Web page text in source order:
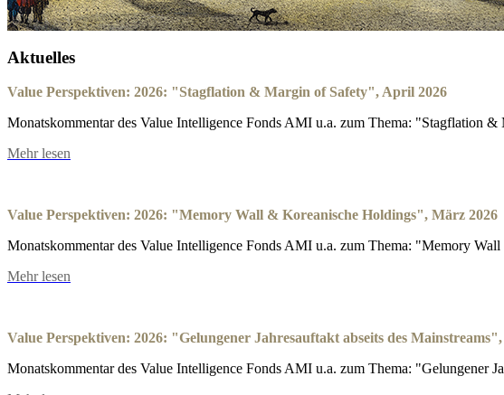
Aktuelles
Value Perspektiven: 2026: "Stagflation & Margin of Safety", April 2026
Monatskommentar des Value Intelligence Fonds AMI u.a. zum Thema: "Stagflation
Mehr lesen
Value Perspektiven: 2026: "Memory Wall & Koreanische Holdings", März 2026
Monatskommentar des Value Intelligence Fonds AMI u.a. zum Thema: "Memory
Mehr lesen
Value Perspektiven: 2026: "Gelungener Jahresauftakt abseits des
Monatskommentar des Value Intelligence Fonds AMI u.a. zum Thema: "Gelungener